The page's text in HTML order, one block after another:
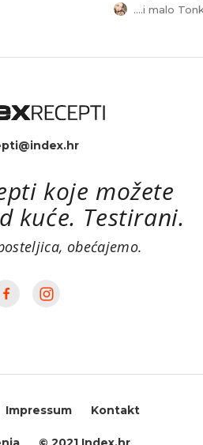
....i malo
koje možete
kuće. Testirani.
obećajemo.
Impressum Kontakt